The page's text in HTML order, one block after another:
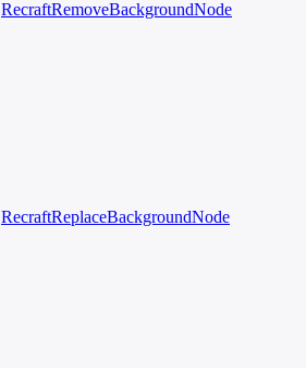
RecraftRemoveBackgroundNode
RecraftReplaceBackgroundNode